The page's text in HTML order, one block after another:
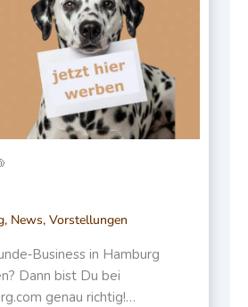
, News, Vorstellungen
in Hamburg
Dann bist Du bei
genau richtig!…